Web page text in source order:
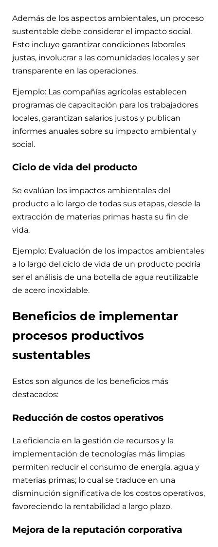
Además de los aspectos ambientales, un proceso
sustentable debe considerar el impacto social.
Esto incluye garantizar condiciones laborales
justas, involucrar a las comunidades locales y ser
transparente en las operaciones.
Ejemplo: Las compañías agrícolas establecen
programas de capacitación para los trabajadores
locales, garantizan salarios justos y publican
informes anuales sobre su impacto ambiental y
social.
Ciclo de vida del producto
Se evalúan los impactos ambientales del
producto a lo largo de todas sus etapas, desde la
extracción de materias primas hasta su fin de
vida.
Ejemplo: Evaluación de los impactos ambientales
a lo largo del ciclo de vida de un producto podría
ser el análisis de una botella de agua reutilizable
de acero inoxidable.
Beneficios de implementar
procesos productivos
sustentables
Estos son algunos de los beneficios más
destacados:
Reducción de costos operativos
La eficiencia en la gestión de recursos y la
implementación de tecnologías más limpias
permiten reducir el consumo de energía, agua y
materias primas; lo cual se traduce en una
disminución significativa de los costos operativos,
favoreciendo la rentabilidad a largo plazo.
Mejora de la reputación corporativa